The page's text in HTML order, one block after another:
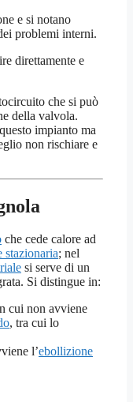
e si notano
problemi interni.
direttamente e
che si può
della valvola.
impianto ma
non rischiare e
che cede calore ad
stazionaria; nel
si serve di un
Si distingue in:
cui non avviene
, tra cui lo
l’ebollizione